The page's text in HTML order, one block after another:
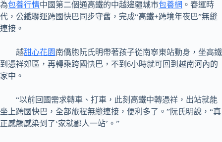
為包養行情中國第二個通高鐵的中越邊疆城市包養網 。春運時
代，公鐵聯運跨國快巴同步守舊，完成“高鐵+跨境年夜巴”無縫
連接。
越甜心花園 南僑胞阮氏明帶著孩子從南寧東站動身，坐高鐵
到憑祥郊區，再轉乘跨國快巴，不到6小時就可回到越南河內的
家中。
“以前回國需求轉車、打車，此刻高鐵中轉憑祥，出站就能
坐上跨國快巴，全部旅程無縫連接，便利多了。”阮氏明說，“真
正感觸感染到了‘家就鄙人一站’。”